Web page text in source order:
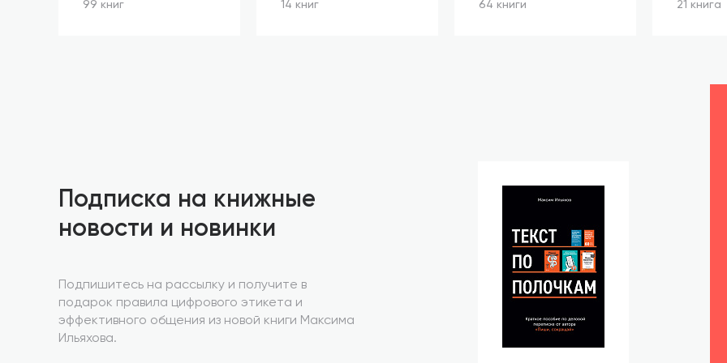
99 книг 14 книг 64 книги 21 книга
Подписка на книжные
новости и новинки
Подпишитесь на рассылку и получите в
подарок правила цифрового этикета и
эффективного общения из новой книги Максима
Ильяхова.